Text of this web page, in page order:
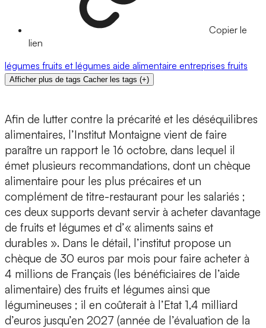
Copier le
lien
légumes fruits et légumes aide alimentaire entreprises fruits
Afficher plus de tags Cacher les tags (+)
Afin de lutter contre la précarité et les déséquilibres
alimentaires, l’Institut Montaigne vient de faire
paraître un rapport le 16 octobre, dans lequel il
émet plusieurs recommandations, dont un chèque
alimentaire pour les plus précaires et un
complément de titre-restaurant pour les salariés ;
ces deux supports devant servir à acheter davantage
de fruits et légumes et d’« aliments sains et
durables ». Dans le détail, l’institut propose un
chèque de 30 euros par mois pour faire acheter à
4 millions de Français (les bénéficiaires de l’aide
alimentaire) des fruits et légumes ainsi que
légumineuses ; il en coûterait à l’Etat 1,4 milliard
d’euros jusqu’en 2027 (année de l’évaluation de la